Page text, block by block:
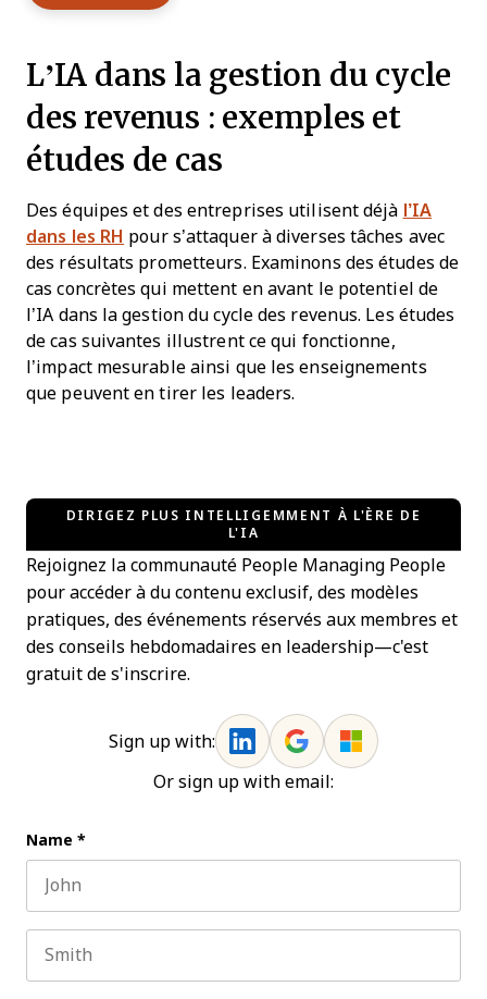
L’IA dans la gestion du cycle
des revenus : exemples et
études de cas
Des équipes et des entreprises utilisent déjà l’IA
dans les RH pour s’attaquer à diverses tâches avec
des résultats prometteurs. Examinons des études de
cas concrètes qui mettent en avant le potentiel de
l’IA dans la gestion du cycle des revenus. Les études
de cas suivantes illustrent ce qui fonctionne,
l’impact mesurable ainsi que les enseignements
que peuvent en tirer les leaders.
DIRIGEZ PLUS INTELLIGEMMENT À L'ÈRE DE
L'IA
Rejoignez la communauté People Managing People
pour accéder à du contenu exclusif, des modèles
pratiques, des événements réservés aux membres et
des conseils hebdomadaires en leadership—c'est
gratuit de s'inscrire.
Sign up with:
Or sign up with email:
Name *